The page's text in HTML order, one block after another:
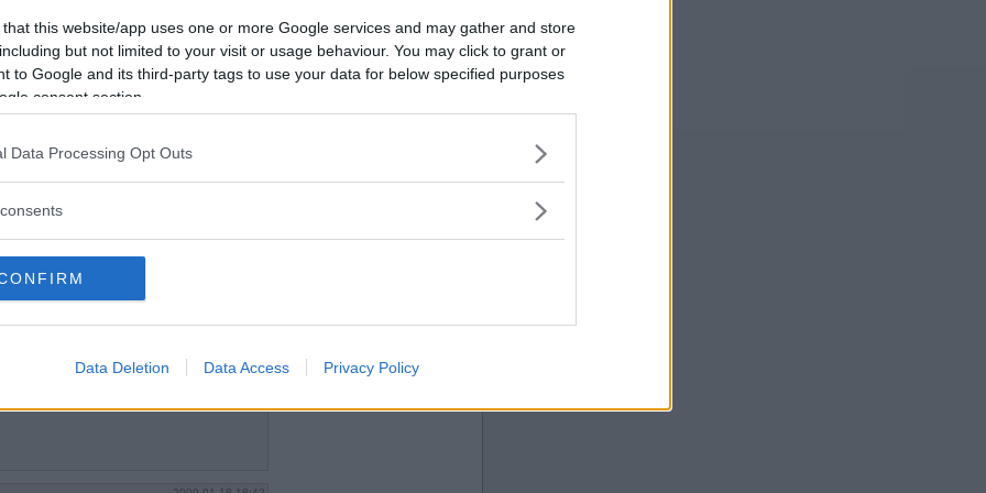
that this website/app uses one or more Google services and may gather and store
but not limited to your visit or usage behaviour. You may click to grant or
to Google and its third-party tags to use your data for below specified purposes
consent section.
Data Processing Opt Outs
Data Deletion Data Access Privacy Policy
turnering idag?
2009-01-18 18:39
ska komma överens). Manfred däremot
bara att skriva in i programmet och sen
Vill du bli
medlem?